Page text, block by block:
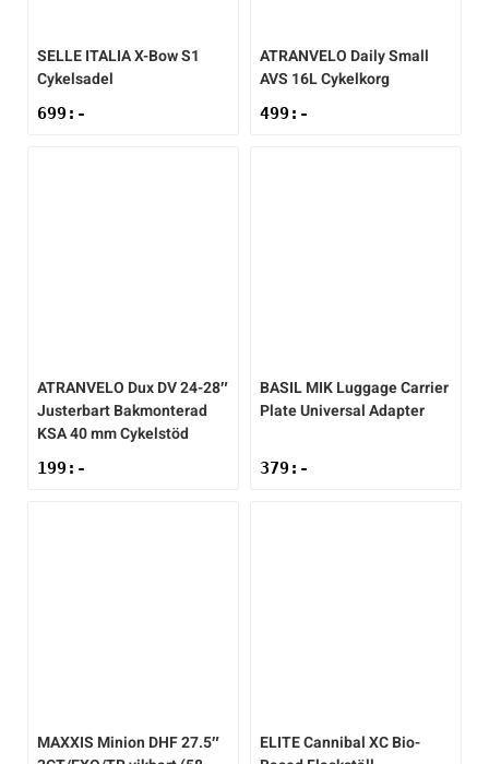
SELLE ITALIAX-Bow S1
Cykelsadel
699 :-
ATRANVELO Daily Small
AVS 16L Cykelkorg
499 :-
ATRANVELO Dux DV 24-28″
Justerbart Bakmonterad
KSA 40 mm Cykelstöd
199 :-
BASILMIK Luggage Carrier
Plate Universal Adapter
379 :-
MAXXIS Minion DHF 27.5″
ELITECannibal XC Bio-